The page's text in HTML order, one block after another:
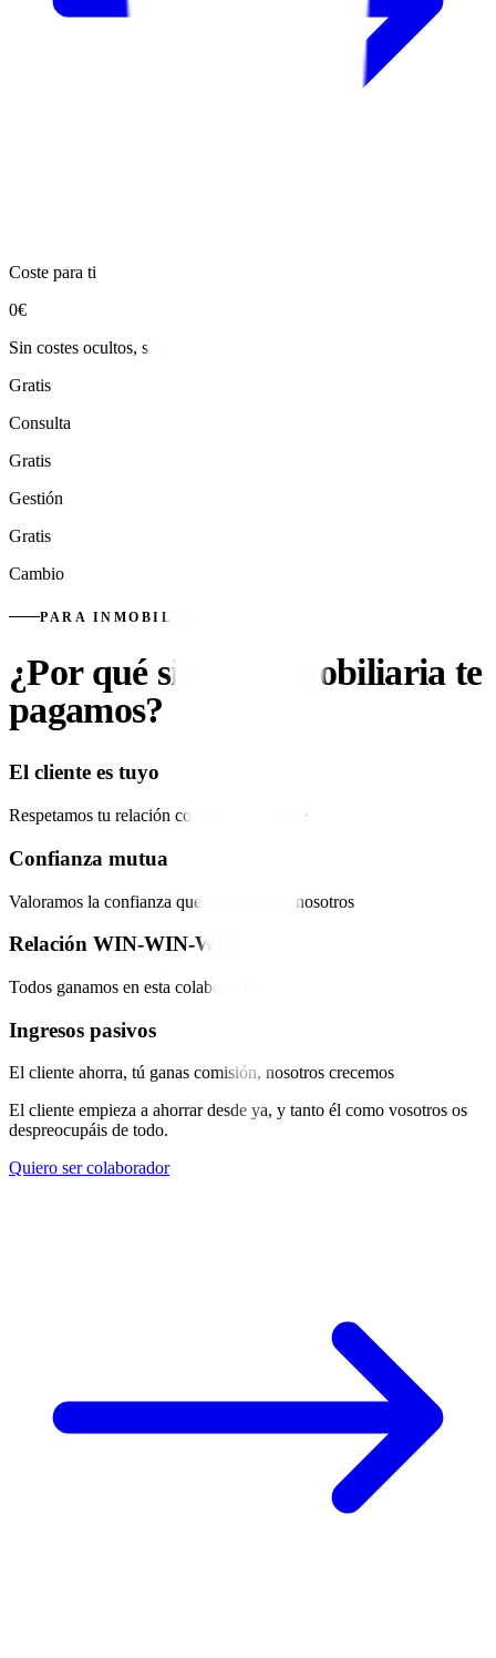
Coste para ti
0€
Sin costes ocultos, sin permanencia
Gratis
Consulta
Gratis
Gestión
Gratis
Cambio
PARA INMOBILIARIAS
¿Por qué si eres inmobiliaria te
pagamos?
El cliente es tuyo
Respetamos tu relación comercial existente
Confianza mutua
Valoramos la confianza que depositas en nosotros
Relación WIN-WIN-WIN
Todos ganamos en esta colaboración
Ingresos pasivos
El cliente ahorra, tú ganas comisión, nosotros crecemos
El cliente empieza a ahorrar desde ya, y tanto él como vosotros os
despreocupáis de todo.
Quiero ser colaborador